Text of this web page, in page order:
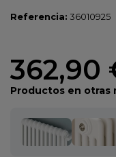
Referencia: 36010925
362,90
Productos en otras